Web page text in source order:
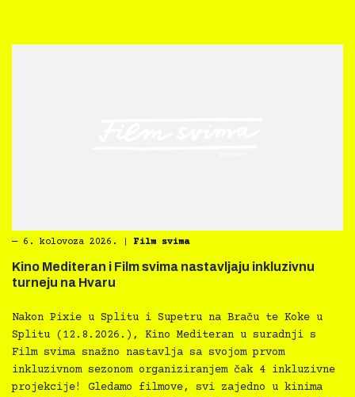
― 6. kolovoza 2026. Film svima
Kino Mediteran i Film svima nastavljaju inkluzivnu
turneju na Hvaru
Nakon Pixie u Splitu i Supetru na Braču te Koke u
Splitu (12.8.2026.), Kino Mediteran u suradnji s
Film svima snažno nastavlja sa svojom prvom
inkluzivnom sezonom organiziranjem čak 4 inkluzivne
projekcije! Gledamo filmove, svi zajedno u kinima